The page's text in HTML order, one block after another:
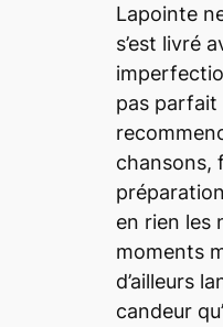
Lapointe
s’est livré
pas parfait
chansons,
en rien les
moments
d’ailleurs
candeur